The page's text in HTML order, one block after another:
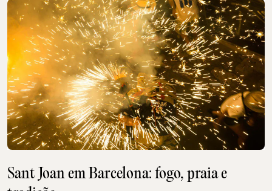
Sant Joan em Barcelona: fogo, praia e